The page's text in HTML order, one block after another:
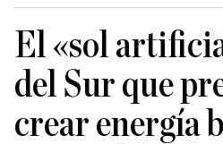
El «sol
del Sur que
crear energía